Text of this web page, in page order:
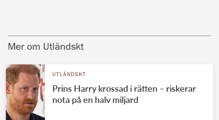
Mer om Utländskt
UTLÄNDSKT
Prins Harry krossad i rätten – riskerar
nota på en halv miljard